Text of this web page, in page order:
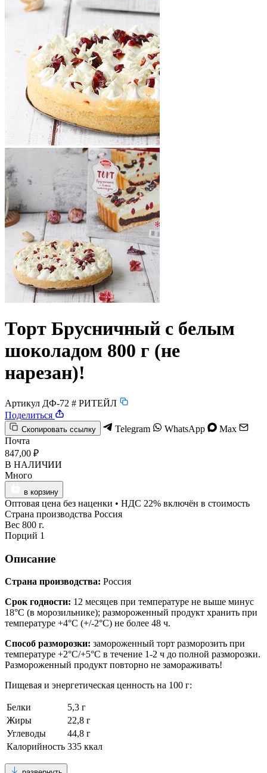
Торт Брусничный с белым
шоколадом 800 г (не
нарезан)!
Артикул ДФ-72 # РИТЕЙЛ
Поделиться
Скопировать ссылку Telegram WhatsApp
Max
Почта
847,00 ₽
В НАЛИЧИИ
Много
в корзину
Оптовая цена без наценки • НДС 22% включён в стоимость
Страна производства Россия
Вес 800 г.
Порций 1
Описание
Страна производства: Россия
Срок годности: 12 месяцев при температуре не выше минус
18°С (в морозильнике); размороженный продукт хранить при
температуре +4°С (+/-2°С) не более 48 ч.
Способ разморозки: замороженный торт разморозить при
температуре +2°С/+5°С в течение 1-2 ч до полной разморозки.
Размороженный продукт повторно не замораживать!
Пищевая и энергетическая ценность на 100 г:
Белки
5,3 г
Жиры
22,8 г
Углеводы
44,8 г
Калорийность 335 ккал